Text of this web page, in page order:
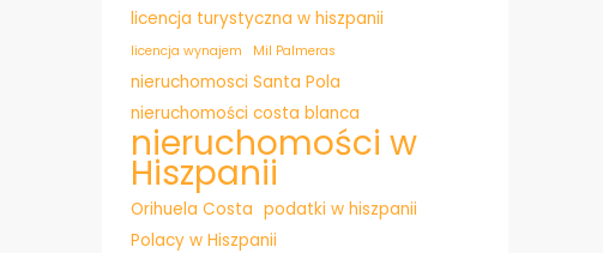
licencja turystyczna w hiszpanii
licencja wynajem Mil Palmeras
nieruchomosci Santa Pola
nieruchomości costa blanca
nieruchomości w
Hiszpanii
Orihuela Costa podatki w hiszpanii
Polacy w Hiszpanii